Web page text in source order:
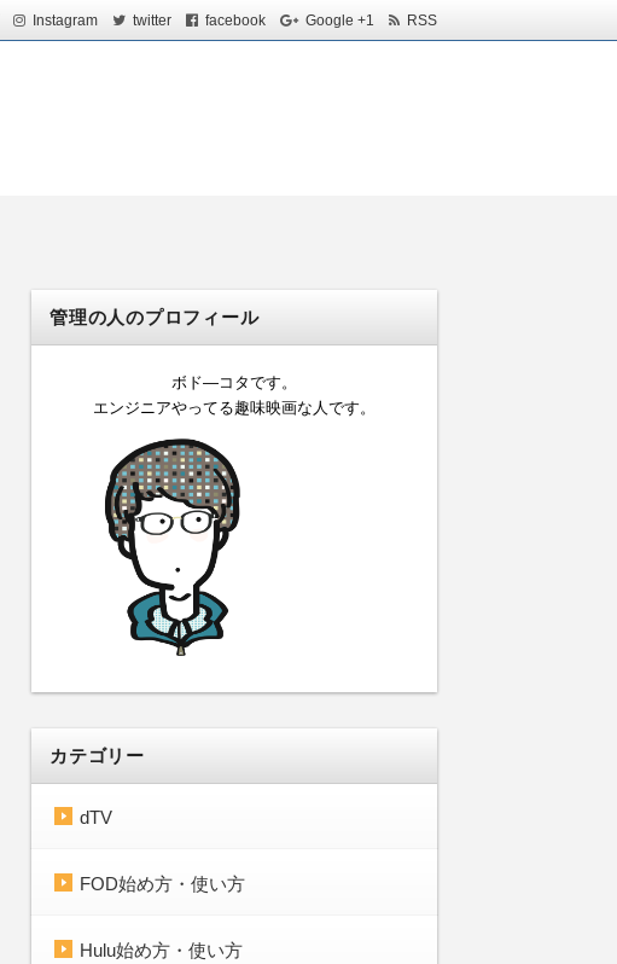
Instagram twitter facebook Google +1 RSS
管理の人のプロフィール
ボド―コタです。
エンジニアやってる趣味映画な人です。
カテゴリー
dTV
FOD始め方・使い方
Hulu始め方・使い方